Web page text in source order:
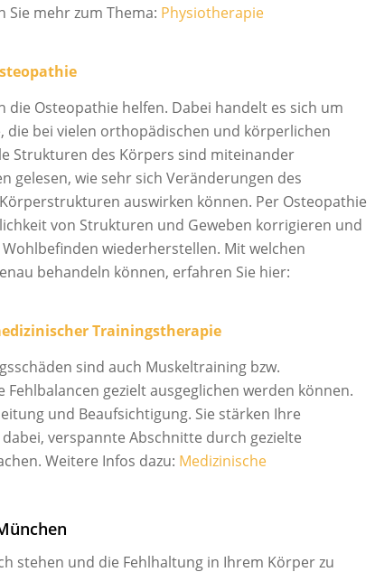
Sie mehr zum Thema: Physiotherapie
die Osteopathie helfen. Dabei handelt es sich um
die bei vielen orthopädischen und körperlichen
Strukturen des Körpers sind miteinander
gelesen, wie sehr sich Veränderungen des
auswirken können. Per Osteopathie
von Strukturen und Geweben korrigieren und
wiederherstellen. Mit welchen
behandeln können, erfahren Sie hier:
Trainingstherapie
sind auch Muskeltraining bzw.
gezielt ausgeglichen werden können.
und Beaufsichtigung. Sie stärken Ihre
verspannte Abschnitte durch gezielte
Weitere Infos dazu: Medizinische
stehen und die Fehlhaltung in Ihrem Körper zu